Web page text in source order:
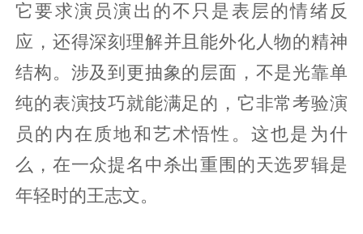
它要求演员演出的不只是表层的情绪反
应，还得深刻理解并且能外化人物的精神
结构。涉及到更抽象的层面，不是光靠单
纯的表演技巧就能满足的，它非常考验演
员的内在质地和艺术悟性。这也是为什
么，在一众提名中杀出重围的天选罗辑是
年轻时的王志文。